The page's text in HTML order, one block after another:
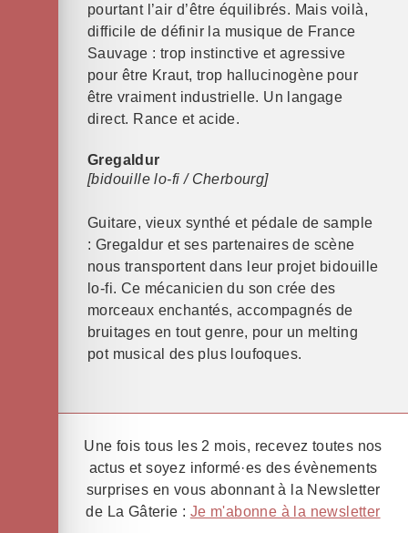
pourtant l’air d’être équilibrés. Mais voilà,
difficile de définir la musique de France
Sauvage : trop instinctive et agressive
pour être Kraut, trop hallucinogène pour
être vraiment industrielle. Un langage
direct. Rance et acide.
Gregaldur
[bidouille lo-fi / Cherbourg]
Guitare, vieux synthé et pédale de sample
: Gregaldur et ses partenaires de scène
nous transportent dans leur projet bidouille
lo-fi. Ce mécanicien du son crée des
morceaux enchantés, accompagnés de
bruitages en tout genre, pour un melting
pot musical des plus loufoques.
Une fois tous les 2 mois, recevez toutes nos
actus et soyez informé·es des évènements
surprises en vous abonnant à la Newsletter
de La Gâterie : Je m'abonne à la newsletter